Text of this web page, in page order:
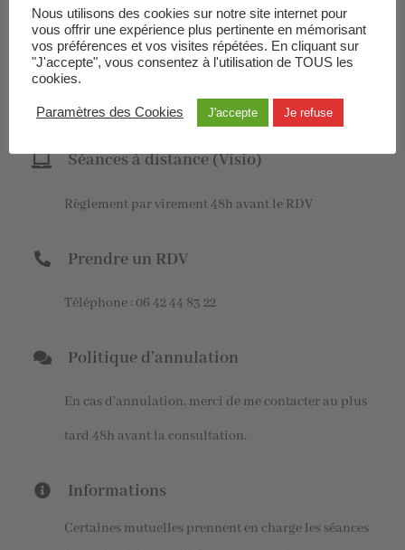
lundis matins)
2 la Métairie neuve 44110 Erbray (sur la route
de Juigné les Moutiers)
Séances à distance (Visio)
Règlement par virement 48h avant le RDV
Prendre un RDV
Téléphone : 06 42 44 83 22
Politique d’annulation
En cas d’annulation, merci de me contacter au plus
tard 48h avant la consultation.
Informations
Certaines mutuelles prennent en charge les séances
Nous utilisons des cookies sur notre site internet pour
vous offrir une expérience plus pertinente en mémorisant
vos préférences et vos visites répétées. En cliquant sur
"J'accepte", vous consentez à l'utilisation de TOUS les
cookies.
Paramètres des Cookies J'accepte Je refuse